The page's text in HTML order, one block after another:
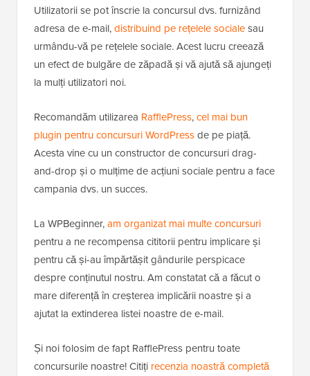
Utilizatorii se pot înscrie la concursul dvs. furnizând
adresa de e-mail,distribuind pe rețelele socialesau
urmându-vă pe rețelele sociale. Acest lucru creează
un efect de bulgăre de zăpadă și vă ajută să ajungeți
la mulți utilizatori noi.
Recomandăm utilizarea RafflePress,cel mai bun
plugin pentru concursuri WordPressde pe piață.
Acesta vine cu un constructor de concursuri drag-
and-drop și o mulțime de acțiuni sociale pentru a face
campania dvs. un succes.
La WPBeginner,am organizat mai multe concursuri
pentru a ne recompensa cititorii pentru implicare și
pentru că și-au împărtășit gândurile perspicace
despre conținutul nostru. Am constatat că a făcut o
mare diferență în creșterea implicării noastre și a
ajutat la extinderea listei noastre de e-mail.
Și noi folosim de fapt RafflePress pentru toate
concursurile noastre! Citiți recenzia noastră completă